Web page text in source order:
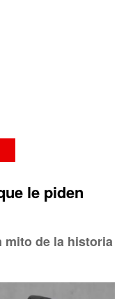
le piden
mito de la historia